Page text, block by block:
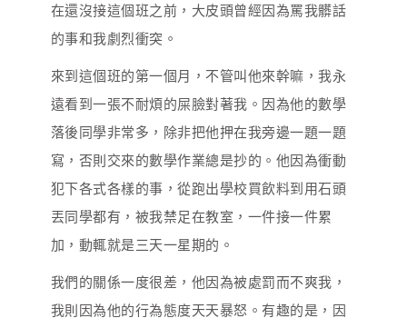
在還沒接這個班之前，大皮頭曾經因為罵我髒話
的事和我劇烈衝突。
來到這個班的第一個月，不管叫他來幹嘛，我永
遠看到一張不耐煩的屎臉對著我。因為他的數學
落後同學非常多，除非把他押在我旁邊一題一題
寫，否則交來的數學作業總是抄的。他因為衝動
犯下各式各樣的事，從跑出學校買飲料到用石頭
丟同學都有，被我禁足在教室，一件接一件累
加，動輒就是三天一星期的。
我們的關係一度很差，他因為被處罰而不爽我，
我則因為他的行為態度天天暴怒。有趣的是，因